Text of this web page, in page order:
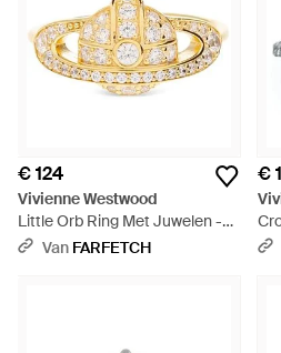
€ 124
Vivienne Westwood
Little Orb Ring Met Juwelen -
Metallic
Van FARFETCH
€
Wit